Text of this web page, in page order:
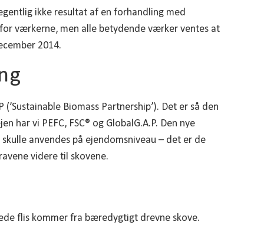
ikke resultat af en forhandling med
værkerne, men alle betydende værker ventes at
2014.
Biomass Partnership’). Det er så den
vi PEFC, FSC® og GlobalG.A.P. Den nye
anvendes på ejendomsniveau – det er de
videre til skovene.
flis kommer fra bæredygtigt drevne skove.